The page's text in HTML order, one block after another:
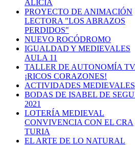
ALICIA
PROYECTO DE ANIMACIÓN
LECTORA "LOS ABRAZOS
PERDIDOS"
NUEVO ROCÓDROMO
IGUALDAD Y MEDIEVALES
AULA 11
TALLER DE AUTONOMÍA
¡RICOS CORAZONES!
ACTIVIDADES MEDIEVALES
BODAS DE ISABEL DE
2021
LOTERÍA MEDIEVAL
CONVIVENCIA CON EL CRA
TURIA
EL ARTE DE LO NATURAL